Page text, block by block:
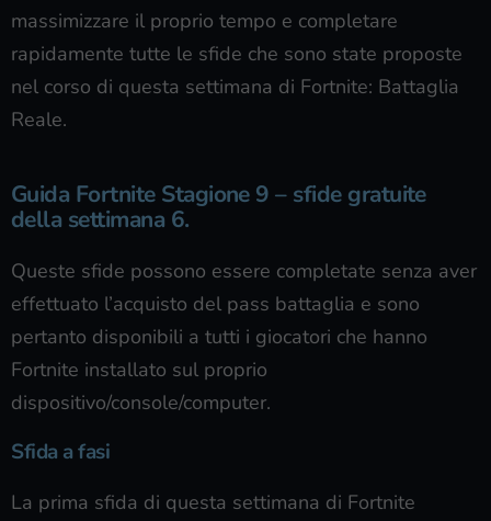
massimizzare il proprio tempo e completare
rapidamente tutte le sfide che sono state proposte
nel corso di questa settimana di Fortnite: Battaglia
Reale.
Guida Fortnite Stagione 9 – sfide gratuite
della settimana 6.
Queste sfide possono essere completate senza aver
effettuato l’acquisto del pass battaglia e sono
pertanto disponibili a tutti i giocatori che hanno
Fortnite installato sul proprio
dispositivo/console/computer.
Sfida a fasi
La prima sfida di questa settimana di Fortnite